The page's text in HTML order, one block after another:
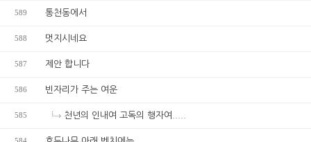
589 통천동에서
588 멋지시네요
587 제안 합니다
586 빈자리가 주는 여운
585 천년의 인내여 고독의 행자여.....